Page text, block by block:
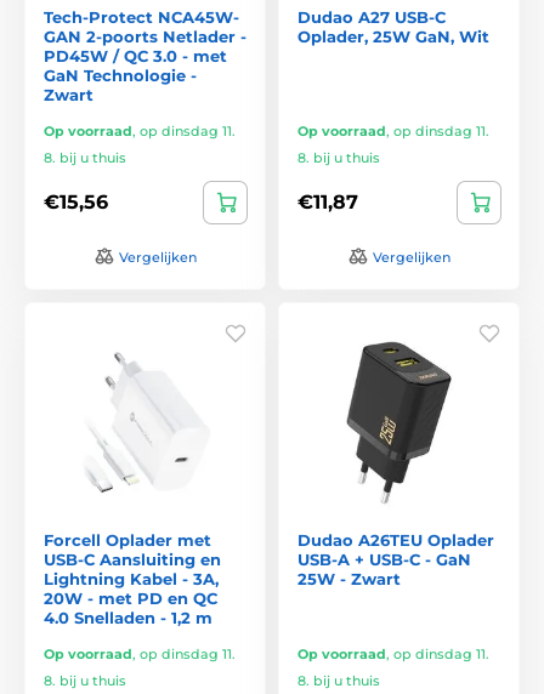
Tech-Protect NCA45W-
GAN 2-poorts Netlader -
PD45W / QC 3.0 - met
GaN Technologie -
Zwart
Op voorraad, op dinsdag 11.
8. bij u thuis
€15,56
Vergelijken
Dudao A27 USB-C
Oplader, 25W GaN, Wit
Op voorraad, op dinsdag 11.
8. bij u thuis
€11,87
Vergelijken
Forcell Oplader met
USB-C Aansluiting en
Lightning Kabel - 3A,
20W - met PD en QC
4.0 Snelladen - 1,2 m
Op voorraad, op dinsdag 11.
8. bij u thuis
Dudao A26TEU Oplader
USB-A + USB-C - GaN
25W - Zwart
Op voorraad, op dinsdag 11.
8. bij u thuis